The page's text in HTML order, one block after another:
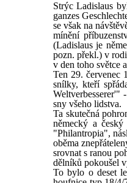
Strýc Ladislaus
ganzes
se však na
mínění
(Ladislaus je
pozn. překl.) v
v den toho světce
Ten 29. červenec
snílky, kteří
Weltverbesserer'"
sny všeho lidstva.
Ta skutečná
německý a
"Philantropia",
oběma
srovnat s ranou
dělníků pokoušel
To bylo o deset